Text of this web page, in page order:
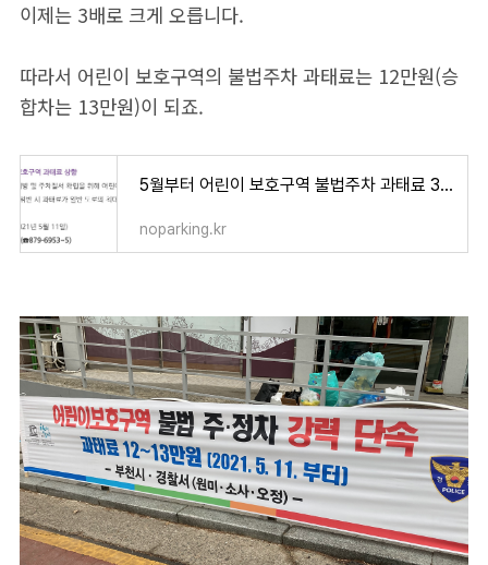
이제는 3배로 크게 오릅니다.
따라서 어린이 보호구역의 불법주차 과태료는 12만원(승
합차는 13만원)이 되죠.
5월부터 어린이 보호구역 불법주차 과태료 3배 인상될까?
noparking.kr